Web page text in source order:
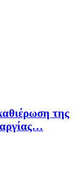
της